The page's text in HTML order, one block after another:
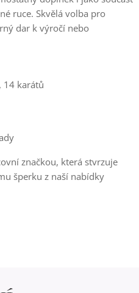
ruce. Skvělá volba pro
dar k výročí nebo
14 karátů
značkou, která stvrzuje
šperku z naší nabídky